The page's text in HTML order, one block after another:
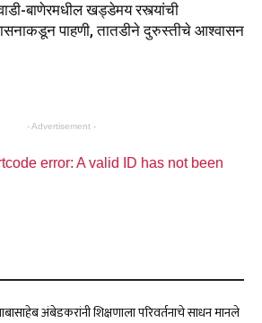
बाणेरमधील खड्डेमय रस्त्यांची
पाहणी, तातडीने दुरुस्तीचे आश्वासन
- Advertisement -
error: A valid ID has not been
अंबेडकरांनी शिक्षणाला परिवर्तनाचे साधन मानले